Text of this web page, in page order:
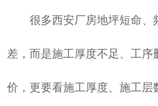
很多西安厂房地坪短命、
差，而是施工厚度不足、工
价，更要看施工厚度、施工层